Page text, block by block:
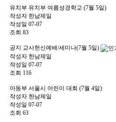
유치부 유치부 여름성경학교 (7월 5일)
작성자 한남제일
작성일 07-07
조회 83
공지 교사헌신예배/세미나(7월 5일)
작성자 한남제일
작성일 07-07
조회 116
아동부 서울시 어린이 대회 (7월 4일)
작성자 한남제일
작성일 07-07
조회 63